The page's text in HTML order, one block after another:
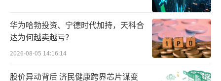
2021年-2024年前三个月，黑芝麻研发开支
分别为5.95亿元、7.64亿元、13.63亿元、3.93
华为哈勃投资、宁德时代加持，天科合
达为何越卖越亏？
2026-08-05 14:16:14
股价异动背后 济民健康跨界芯片谋变